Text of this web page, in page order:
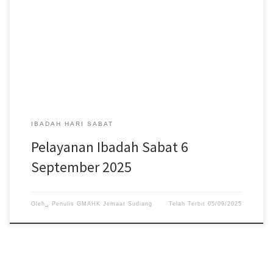
IBADAH HARI SABAT
Pelayanan Ibadah Sabat 6
September 2025
Oleh␣ Penulis GMAHK Jemaat Sudiang Telah Terbit05/09/2025